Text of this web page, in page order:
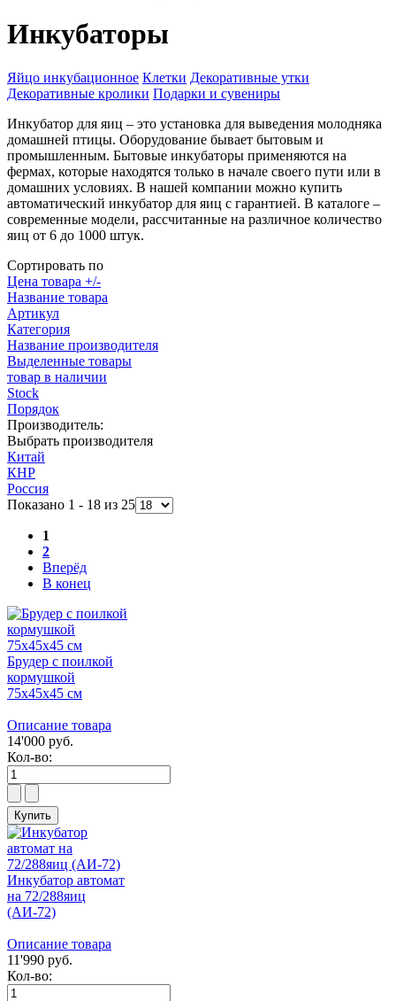
Инкубаторы
Яйцо инкубационное Клетки Декоративные утки
Декоративные кролики Подарки и сувениры
Инкубатор для яиц – это установка для выведения молодняка
домашней птицы. Оборудование бывает бытовым и
промышленным. Бытовые инкубаторы применяются на
фермах, которые находятся только в начале своего пути или в
домашних условиях. В нашей компании можно купить
автоматический инкубатор для яиц с гарантией. В каталоге –
современные модели, рассчитанные на различное количество
яиц от 6 до 1000 штук.
Сортировать по
Цена товара +/-
Название товара
Артикул
Категория
Название производителя
Выделенные товары
товар в наличии
Stock
Порядок
Производитель:
Выбрать производителя
Китай
КНР
Россия
Показано 1 - 18 из 25
1
2
Вперёд
В конец
Брудер с поилкой
кормушкой
75х45х45 см
Описание товара
14'000 руб.
Кол-во:
Инкубатор автомат
на 72/288яиц
(АИ-72)
Описание товара
11'990 руб.
Кол-во: